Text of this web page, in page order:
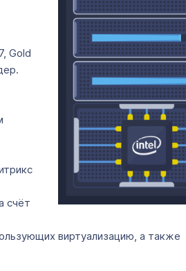
Gold
счёт
виртуализацию, а также